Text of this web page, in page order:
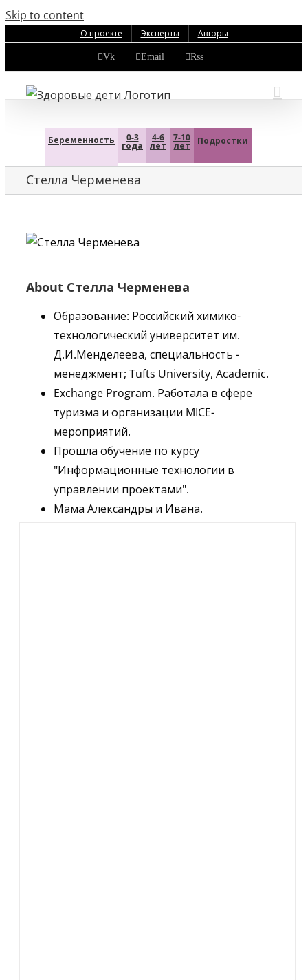
Skip to content
О проекте Эксперты Авторы
Vk Email Rss
Беременность 0-3
года
4-6
лет
7-10
лет Подростки
Стелла Черменева
About Стелла Черменева
Образование: Российский химико-
технологический университет им.
Д.И.Менделеева, специальность -
менеджмент; Tufts University, Academic.
Exchange Program. Работала в сфере
туризма и организации MICE-
мероприятий.
Прошла обучение по курсу
"Информационные технологии в
управлении проектами".
Мама Александры и Ивана.